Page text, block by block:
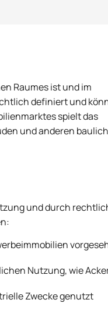
Raumes ist und im
definiert und
spielt das
und anderen
und durch
Nutzung, wie
Zwecke genutzt